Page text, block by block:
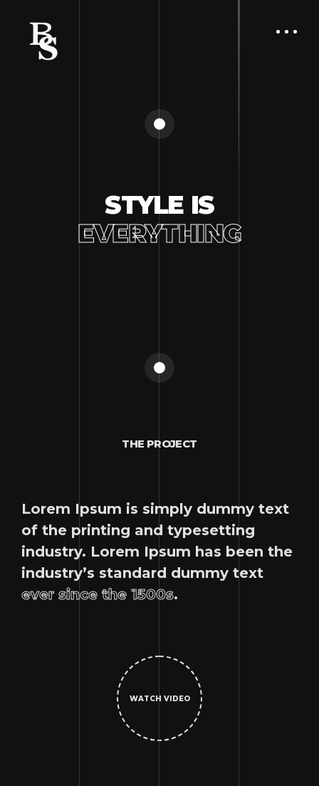
STYLE IS
EVERYTHING
THE PROJECT
Lorem Ipsum is simply dummy text
of the printing and typesetting
industry. Lorem Ipsum has been the
industry’s standard dummy text
ever since the 1500s.
WATCH VIDEO